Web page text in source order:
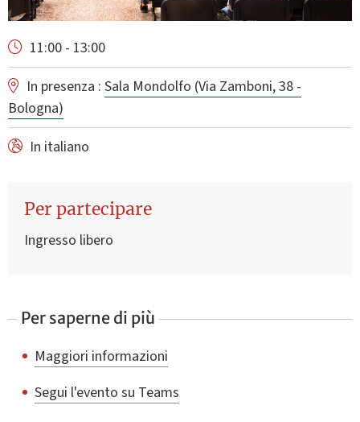
11:00 - 13:00
In presenza : Sala Mondolfo (Via Zamboni, 38 -
Bologna)
In italiano
Per partecipare
Ingresso libero
Per saperne di più
Maggiori informazioni
Segui l'evento su Teams